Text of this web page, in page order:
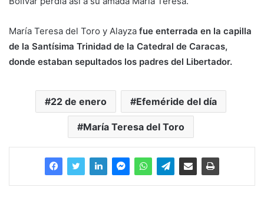
María Teresa del Toro y Alayza fue enterrada en la capilla
de la Santísima Trinidad de la Catedral de Caracas,
donde estaban sepultados los padres del Libertador.
22 de enero Efeméride del día
María Teresa del Toro